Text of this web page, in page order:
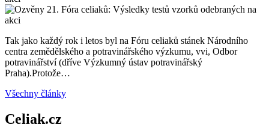
Tak jako každý rok i letos byl na Fóru celiaků stánek Národního
centra zemědělského a potravinářského výzkumu, vvi, Odbor
potravinářství (dříve Výzkumný ústav potravinářský
Praha).Protože…
Všechny články
Celiak.cz